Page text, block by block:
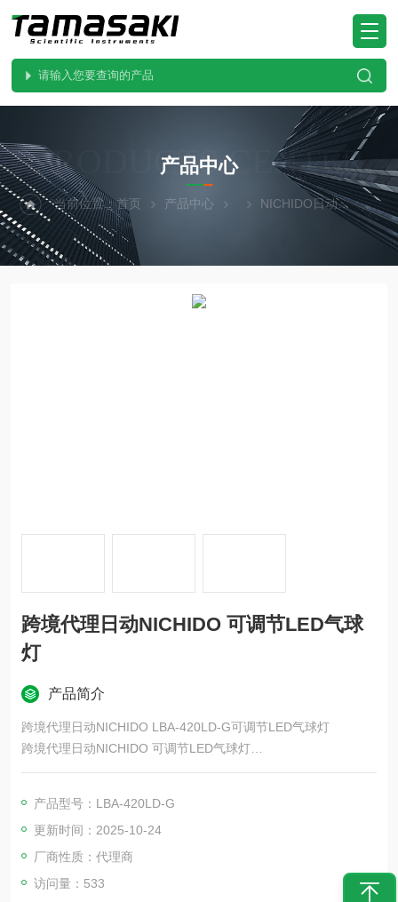
PRODUCTS CENTER
产品中心
当前位置：首页 产品中心 NICHIDO日动 LBA-
跨境代理日动NICHIDO 可调节LED气球
灯
产品简介
跨境代理日动NICHIDO LBA-420LD-G可调节LED气球灯
跨境代理日动NICHIDO 可调节LED气球灯
这是一款 LED 灯，可在室内和室外使用，且兼容 AC100/200V。
并且比传统产品轻18％。
模块分为上、中、下三层，上、下层可分别改变角度。
电源采用集成式设计，盖子为透明状，以强调亮度。
电线长度为1米
产品型号：LBA-420LD-G
更新时间：2025-10-24
厂商性质：代理商
访问量：533